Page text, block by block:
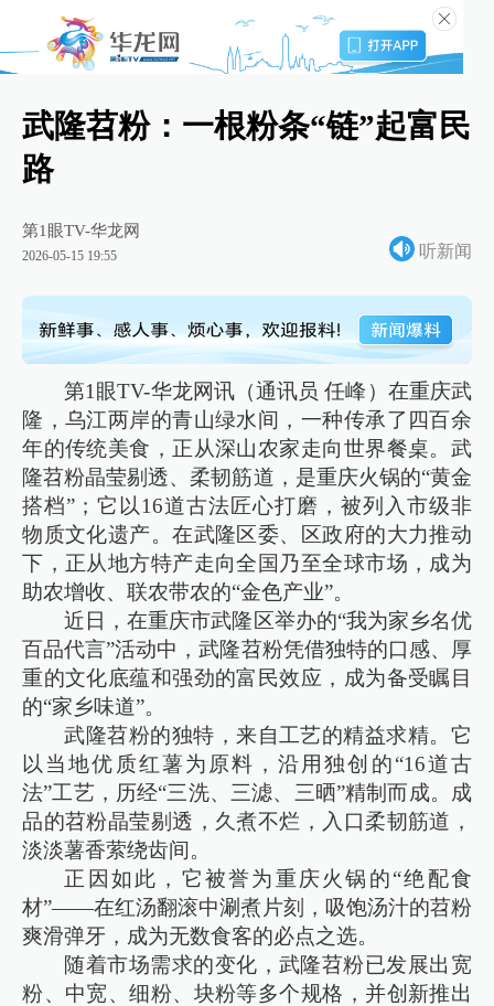
武隆苕粉：一根粉条“链”起富民
路
第1眼TV-华龙网
2026-05-15 19:55 听新闻
第1眼TV-华龙网讯（通讯员 任峰）在重庆武
隆，乌江两岸的青山绿水间，一种传承了四百余
年的传统美食，正从深山农家走向世界餐桌。武
隆苕粉晶莹剔透、柔韧筋道，是重庆火锅的“黄金
搭档”；它以16道古法匠心打磨，被列入市级非
物质文化遗产。在武隆区委、区政府的大力推动
下，正从地方特产走向全国乃至全球市场，成为
助农增收、联农带农的“金色产业”。
近日，在重庆市武隆区举办的“我为家乡名优
百品代言”活动中，武隆苕粉凭借独特的口感、厚
重的文化底蕴和强劲的富民效应，成为备受瞩目
的“家乡味道”。
武隆苕粉的独特，来自工艺的精益求精。它
以当地优质红薯为原料，沿用独创的“16道古
法”工艺，历经“三洗、三滤、三晒”精制而成。成
品的苕粉晶莹剔透，久煮不烂，入口柔韧筋道，
淡淡薯香萦绕齿间。
正因如此，它被誉为重庆火锅的“绝配食
材”——在红汤翻滚中涮煮片刻，吸饱汤汁的苕粉
爽滑弹牙，成为无数食客的必点之选。
随着市场需求的变化，武隆苕粉已发展出宽
粉、中宽、细粉、块粉等多个规格，并创新推出